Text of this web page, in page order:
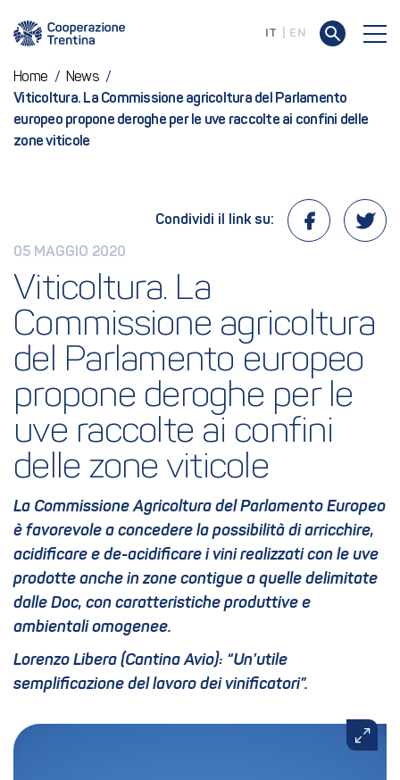
IT EN
Home / News /
Viticoltura. La Commissione agricoltura del Parlamento
europeo propone deroghe per le uve raccolte ai confini delle
zone viticole
05 MAGGIO 2020
Condividi il link su:
Viticoltura. La
Commissione agricoltura
del Parlamento europeo
propone deroghe per le
uve raccolte ai confini
delle zone viticole
La Commissione Agricoltura del Parlamento Europeo
è favorevole a concedere la possibilità di arricchire,
acidificare e de-acidificare i vini realizzati con le uve
prodotte anche in zone contigue a quelle delimitate
dalle Doc, con caratteristiche produttive e
ambientali omogenee.
Lorenzo Libera (Cantina Avio): “Un’utile
semplificazione del lavoro dei vinificatori”.